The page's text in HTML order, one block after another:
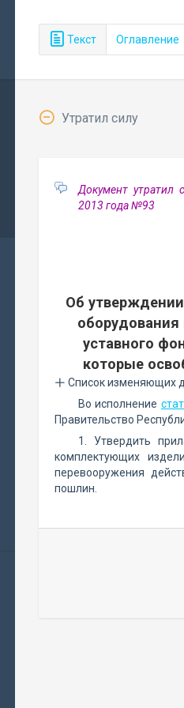
Текст Оглавление
Утратил силу
Документ утратил
2013 года №93
Об
уставного
которые
Список изменяющих
Во исполнение
Правительство
1. Утвердить
комплектующих
перевооружения
пошлин.